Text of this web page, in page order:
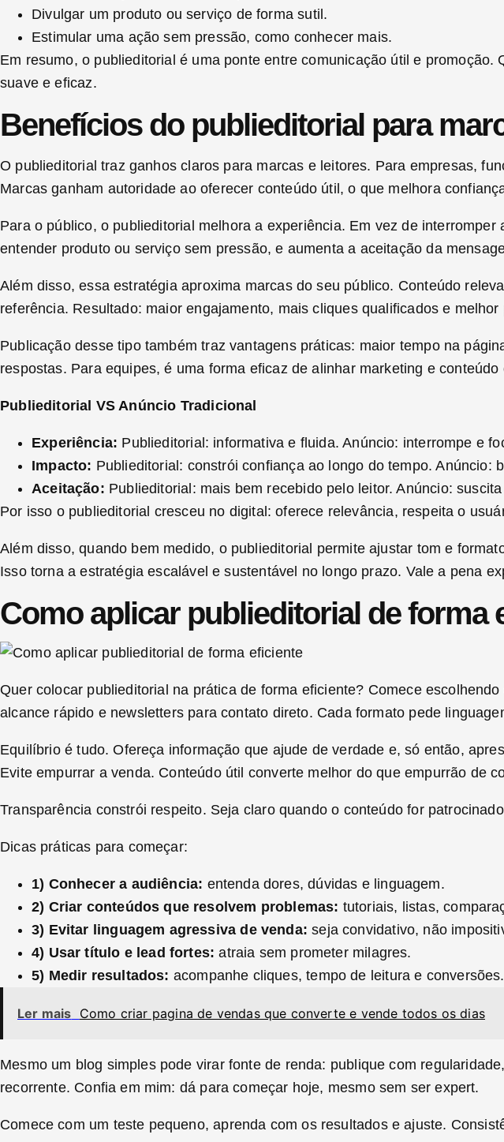
Divulgar um produto ou serviço de forma sutil.
Estimular uma ação sem pressão, como conhecer mais.
Em resumo, o publieditorial é uma ponte entre comunicação útil e
suave e eficaz.
Benefícios do publieditorial para
O publieditorial traz ganhos claros para marcas e leitores. Para empresas,
Marcas ganham autoridade ao oferecer conteúdo útil, o que melhora
Para o público, o publieditorial melhora a experiência. Em vez de
entender produto ou serviço sem pressão, e aumenta a aceitação da
Além disso, essa estratégia aproxima marcas do seu público. Conteúdo
referência. Resultado: maior engajamento, mais cliques qualificados e melhor
Publicação desse tipo também traz vantagens práticas: maior tempo na
respostas. Para equipes, é uma forma eficaz de alinhar marketing e
Publieditorial VS Anúncio Tradicional
Experiência: Publieditorial: informativa e fluida. Anúncio: interrompe e
Impacto: Publieditorial: constrói confiança ao longo do tempo. Anúncio:
Aceitação: Publieditorial: mais bem recebido pelo leitor. Anúncio:
Por isso o publieditorial cresceu no digital: oferece relevância, respeita o
Além disso, quando bem medido, o publieditorial permite ajustar tom e
Isso torna a estratégia escalável e sustentável no longo prazo. Vale a pena
Como aplicar publieditorial de forma
Quer colocar publieditorial na prática de forma eficiente? Comece
alcance rápido e newsletters para contato direto. Cada formato pede
Equilíbrio é tudo. Ofereça informação que ajude de verdade e, só então,
Evite empurrar a venda. Conteúdo útil converte melhor do que empurrão de
Transparência constrói respeito. Seja claro quando o conteúdo for
Dicas práticas para começar:
1) Conhecer a audiência: entenda dores, dúvidas e linguagem.
2) Criar conteúdos que resolvem problemas: tutoriais, listas,
3) Evitar linguagem agressiva de venda: seja convidativo, não
4) Usar título e lead fortes: atraia sem prometer milagres.
5) Medir resultados: acompanhe cliques, tempo de leitura e conversões.
Ler mais Como criar pagina de vendas que converte e vende todos os dias
Mesmo um blog simples pode virar fonte de renda: publique com
recorrente. Confia em mim: dá para começar hoje, mesmo sem ser expert.
Comece com um teste pequeno, aprenda com os resultados e ajuste.